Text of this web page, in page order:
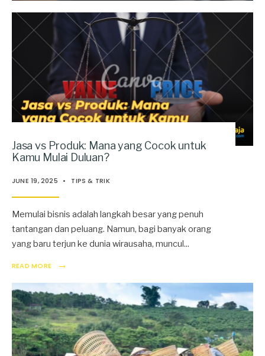
Jasa vs Produk: Mana yang Cocok untuk
Kamu Mulai Duluan?
JUNE 19, 2025 • TIPS & TRIK
Memulai bisnis adalah langkah besar yang penuh
tantangan dan peluang. Namun, bagi banyak orang
yang baru terjun ke dunia wirausaha, muncul...
READ MORE →